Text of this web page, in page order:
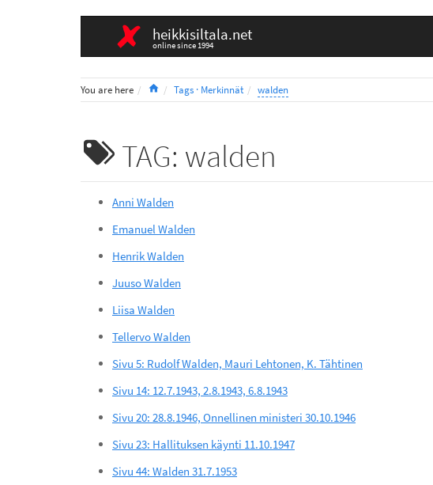
heikkisiltala.net
online since 1994
You are here HomeTags · Merkinnät walden
TAG: walden
Anni Walden
Emanuel Walden
Henrik Walden
Juuso Walden
Liisa Walden
Tellervo Walden
Sivu 5: Rudolf Walden, Mauri Lehtonen, K. Tähtinen
Sivu 14: 12.7.1943, 2.8.1943, 6.8.1943
Sivu 20: 28.8.1946, Onnellinen ministeri 30.10.1946
Sivu 23: Hallituksen käynti 11.10.1947
Sivu 44: Walden 31.7.1953